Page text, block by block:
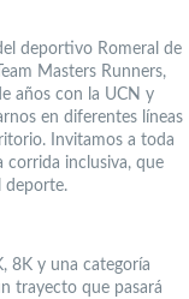
deportivo Romeral de
Masters Runners,
años con la UCN y
en diferentes líneas
Invitamos a toda
corrida inclusiva, que
deporte.
8K y una categoría
trayecto que pasará